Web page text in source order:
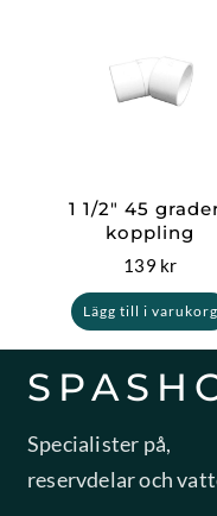
1 1/2″ 45
koppling
139 kr
Lägg till i varukorg
Specialister på,
reservdelar och